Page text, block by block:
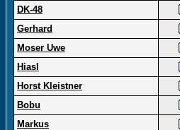
DK-48
Gerhard
Moser Uwe
Hiasl
Horst Kleistner
Bobu
Markus